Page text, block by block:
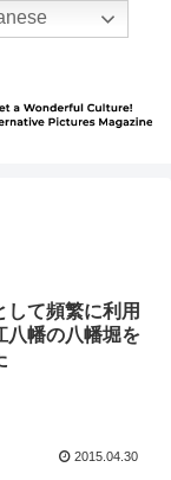
して頻繁に利用
八幡の八幡堀を
2015.04.30